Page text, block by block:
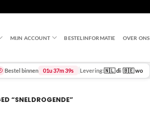
MIJN ACCOUNT BESTELINFORMATIE OVER ONS
Bestel binnen 01u 37m 39s Levering:🇳🇱 di/🇧🇪 wo
“SNELDROGENDE”